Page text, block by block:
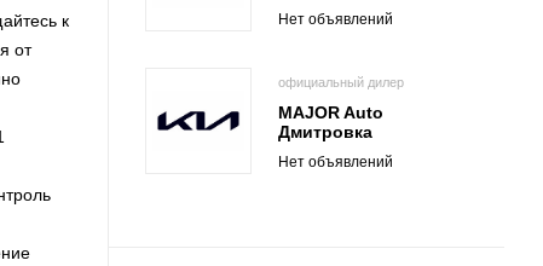
к
от
Нет объявлений
официальный дилер
MAJOR Auto
Дмитровка
Нет объявлений